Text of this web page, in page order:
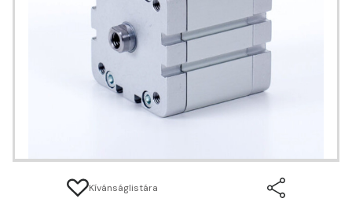
Kívánságlistára